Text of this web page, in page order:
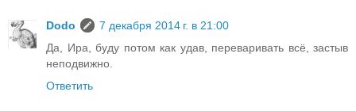
Dodo
7 декабря 2014 г. в 21:00
Да, Ира, буду потом как удав, переваривать всё, застыв
неподвижно.
Ответить